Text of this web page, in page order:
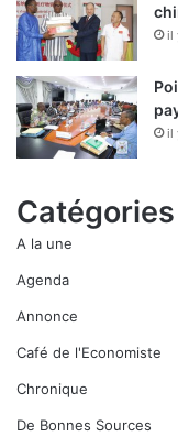
il
il
Catégories
A la une
Agenda
Annonce
Café de l'Economiste
Chronique
De Bonnes Sources